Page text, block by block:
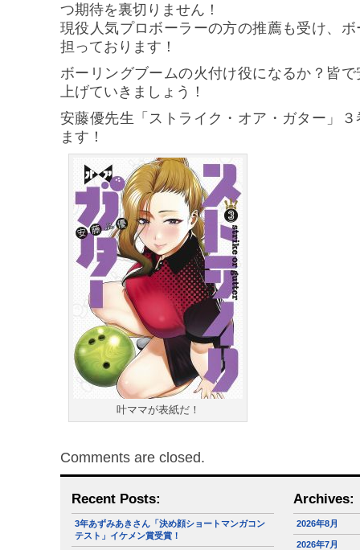
つ期待を裏切りません！
現役人気プロボーラーの方の推薦も受け、
担っております！
ボーリングブームの火付け役になるか？皆
上げていきましょう！
安藤優先生「ストライク・オア・ガター」
ます！
叶ママが表紙だ！
Comments are closed.
Recent Posts:
3年あずみあきさん「決め顔ショートマンガコン
テスト」イケメン賞受賞！
Archives:
2026年8月
2026年7月